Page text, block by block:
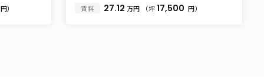
円） 賃料 27.12 万円 （坪 17,500 円）